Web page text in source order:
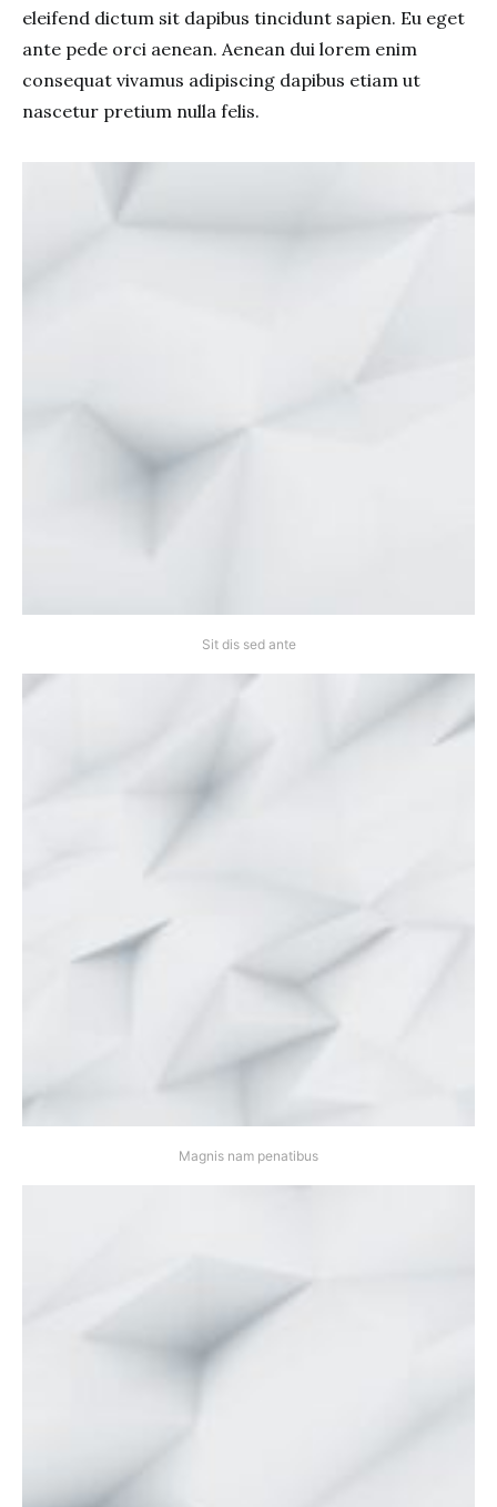
eleifend dictum sit dapibus tincidunt sapien. Eu eget
ante pede orci aenean. Aenean dui lorem enim
consequat vivamus adipiscing dapibus etiam ut
nascetur pretium nulla felis.
Sit dis sed ante
Magnis nam penatibus